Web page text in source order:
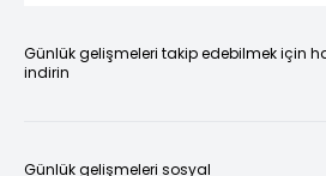
Günlük gelişmeleri takip edebilmek için
indirin
Günlük gelişmeleri sosyal